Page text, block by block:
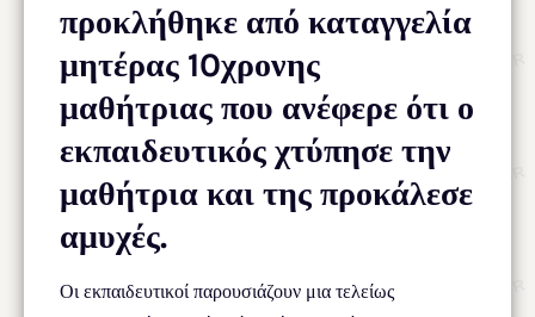
προκλήθηκε από καταγγελία
μητέρας 10χρονης
μαθήτριας που ανέφερε ότι ο
εκπαιδευτικός χτύπησε την
μαθήτρια και της προκάλεσε
αμυχές.
Οι εκπαιδευτικοί παρουσιάζουν μια τελείως